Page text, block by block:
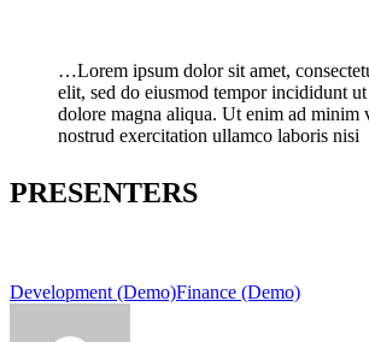
…Lorem ipsum dolor sit amet,
elit, sed do eiusmod tempor incididunt
dolore magna aliqua. Ut enim ad minim
nostrud exercitation ullamco laboris nisi
PRESENTERS
Development (Demo)Finance (Demo)